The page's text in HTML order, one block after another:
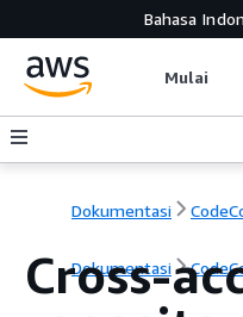
Bahasa
Mulai
Dokumentasi
Dokumentasi
Cross-